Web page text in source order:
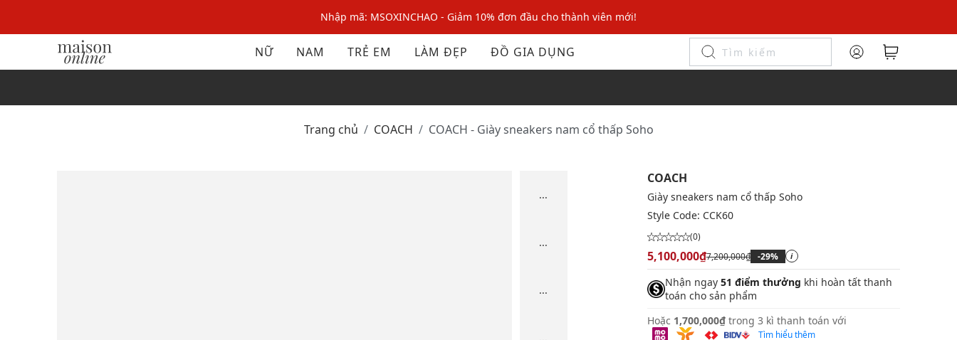
Nhập mã: MSOXINCHAO - Giảm 10% đơn đầu cho thành viên mới!
Nhập mã MSOPAY100: giảm ngay 10% khi thanh toán trực tuyến
Nhập mã: MSOXINCHAO - Giảm 10% đơn đầu cho thành viên mới!
NỮ NAM TRẺ EM LÀM ĐẸP ĐỒ GIA DỤNG
Trang chủ COACH COACH - Giày sneakers nam cổ thấp Soho
...
...
...
...
COACH
Giày sneakers nam cổ thấp Soho
Style Code: CCK60
(0)
5,100,000₫7,200,000₫ -29% i
Nhận ngay 51 điểm thưởng khi hoàn tất thanh
toán cho sản phẩm
Hoặc 1,700,000₫ trong 3 kì thanh toán với
Tìm hiểu thêm